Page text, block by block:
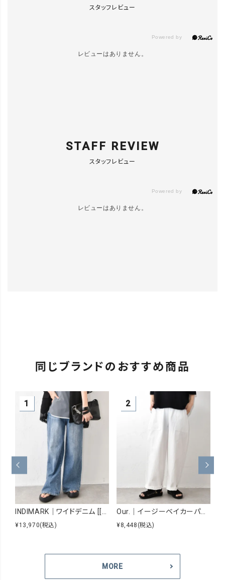
ONE/BRIND
スタッフレビュー
レビューはありません。
STAFF REVIEW
スタッフレビュー
レビューはありません。
同じブランドのおすすめ商品
INDIMARK｜ワイドデニム [[WJ167]][C]
¥13,970(税込)
Our.｜イージーベイカーパンツ [[Our-026]][C]
¥8,448 (税込)
MORE